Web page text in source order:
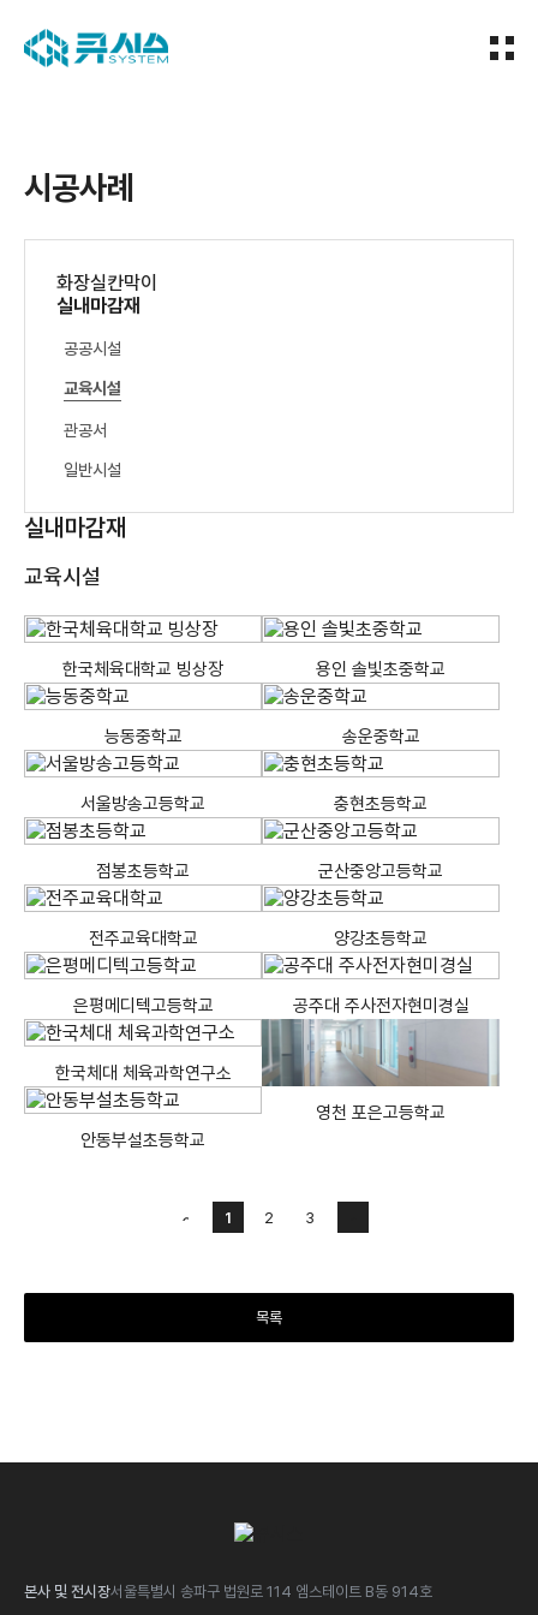
시공사례
화장실칸막이
실내마감재
공공시설
교육시설
관공서
일반시설
실내마감재
교육시설
한국체육대학교 빙상장 용인 솔빛초중학교
능동중학교 송운중학교
서울방송고등학교 충현초등학교
점봉초등학교 군산중앙고등학교
전주교육대학교 양강초등학교
은평메디텍고등학교 공주대 주사전자현미경실
한국체대 체육과학연구소
영천 포은고등학교
안동부설초등학교
1 2 3
목록
본사 및 전시장서울특별시 송파구 법원로 114 엠스테이트 B동 914호